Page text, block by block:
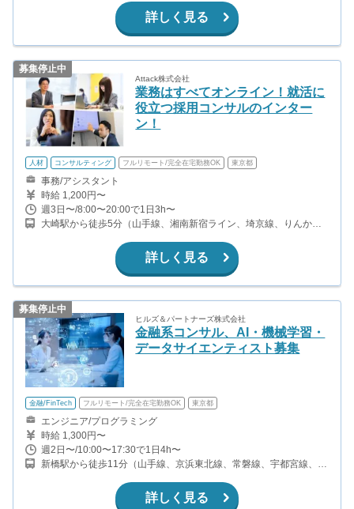
前駅から徒歩9分（半蔵門線、銀座線） 二重橋前駅から徒歩9分
詳しく見る
募集停止中
Attack株式会社
業務はすべてオンライン！就活に
役立つ採用コンサルのインター
ン！
人材 コンサルティング フルリモート/完全在宅勤務OK 東京都
事務/アシスタント
時給 1,200円〜
週3日〜/8:00〜20:00で1日3h〜
大崎駅から徒歩5分（山手線、湘南新宿ライン、埼京線、りんかい
大崎広小路駅から徒歩14分（東急池上線）
詳しく見る
募集停止中
ヒルズ＆パートナーズ株式会社
金融系コンサル、AI・機械学習・
データサイエンティスト募集
金融/FinTech フルリモート/完全在宅勤務OK 東京都
エンジニア/プログラミング
時給 1,300円〜
週2日〜/10:00〜17:30で1日4h〜
新橋駅から徒歩11分（山手線、京浜東北線、常磐線、宇都宮線、ほ
ら徒歩5分（日比谷線） 内幸町駅から徒歩7分（都営三田線）
詳しく見る